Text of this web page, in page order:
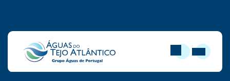
PESQUISAR
ABRIR